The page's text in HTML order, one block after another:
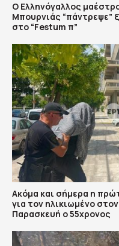
Ο Ελληνόγαλλος
Μπουρνιάς “πάντρεψε”
στο “Festum π”
Ακόμα και σήμερα η
για τον ηλικιωμένο
Παρασκευή ο 55χρονος